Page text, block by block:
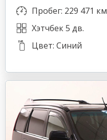
Пробег: 229 471 км
Хэтчбек 5 дв.
Цвет: Синий